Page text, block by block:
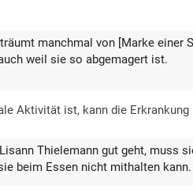
manchmal von [Marke einer
weil sie so abgemagert ist.
Aktivität ist, kann die
Thielemann gut geht, muss
beim Essen nicht mithalten kann.